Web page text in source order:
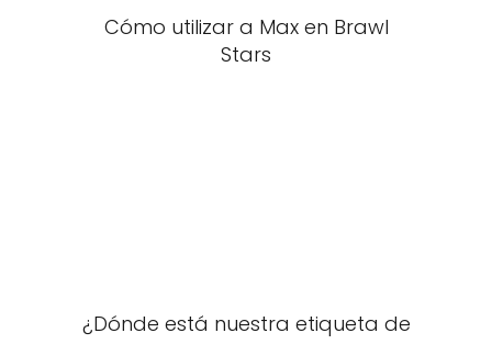
Cómo utilizar a Max en Brawl
Stars
¿Dónde está nuestra etiqueta de